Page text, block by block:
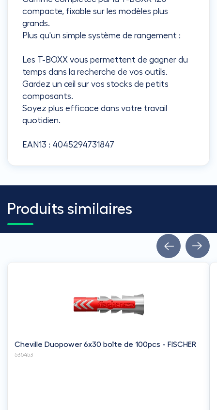
compacte, fixable sur les modèles plus
grands.
Plus qu'un simple système de rangement :
Les T-BOXX vous permettent de gagner du
temps dans la recherche de vos outils.
Gardez un œil sur vos stocks de petits
composants.
Soyez plus efficace dans votre travail
quotidien.
EAN13 : 4045294731847
Produits similaires
Cheville Duopower 6x30 boîte de 100pcs - FISCHER
535453